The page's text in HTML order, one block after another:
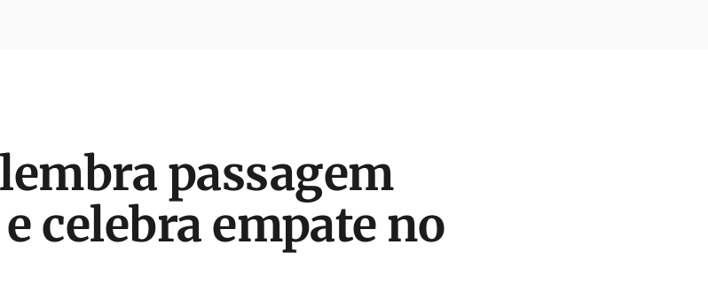
passagem
celebra empate no